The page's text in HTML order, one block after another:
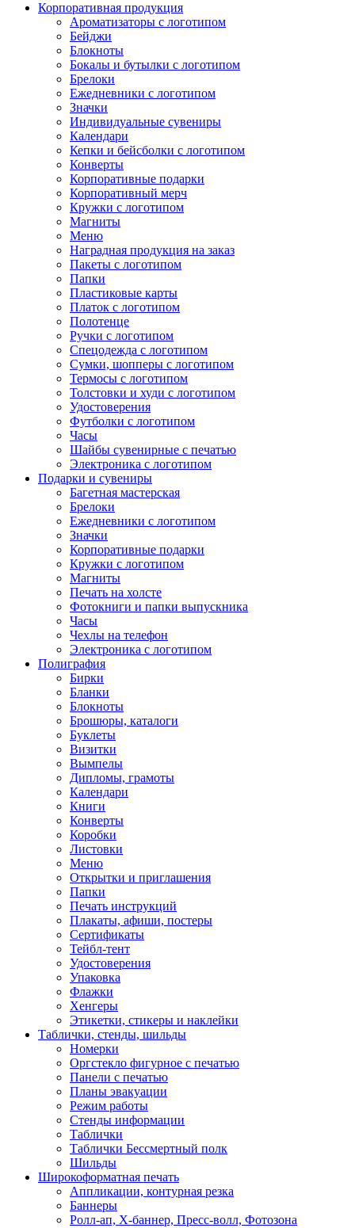
Корпоративная продукция
Ароматизаторы с логотипом
Бейджи
Блокноты
Бокалы и бутылки с логотипом
Брелоки
Ежедневники с логотипом
Значки
Индивидуальные сувениры
Календари
Кепки и бейсболки с логотипом
Конверты
Корпоративные подарки
Корпоративный мерч
Кружки с логотипом
Магниты
Меню
Наградная продукция на заказ
Пакеты с логотипом
Папки
Пластиковые карты
Платок с логотипом
Полотенце
Ручки с логотипом
Спецодежда с логотипом
Сумки, шопперы с логотипом
Термосы с логотипом
Толстовки и худи с логотипом
Удостоверения
Футболки с логотипом
Часы
Шайбы сувенирные с печатью
Электроника с логотипом
Подарки и сувениры
Багетная мастерская
Брелоки
Ежедневники с логотипом
Значки
Корпоративные подарки
Кружки с логотипом
Магниты
Печать на холсте
Фотокниги и папки выпускника
Часы
Чехлы на телефон
Электроника с логотипом
Полиграфия
Бирки
Бланки
Блокноты
Брошюры, каталоги
Буклеты
Визитки
Вымпелы
Дипломы, грамоты
Календари
Книги
Конверты
Коробки
Листовки
Меню
Открытки и приглашения
Папки
Печать инструкций
Плакаты, афиши, постеры
Сертификаты
Тейбл-тент
Удостоверения
Упаковка
Флажки
Хенгеры
Этикетки, стикеры и наклейки
Таблички, стенды, шильды
Номерки
Оргстекло фигурное с печатью
Панели с печатью
Планы эвакуации
Режим работы
Стенды информации
Таблички
Таблички Бессмертный полк
Шильды
Широкоформатная печать
Аппликации, контурная резка
Баннеры
Ролл-ап, X-баннер, Пресс-волл, Фотозона